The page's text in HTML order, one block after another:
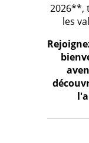
2026**,
les